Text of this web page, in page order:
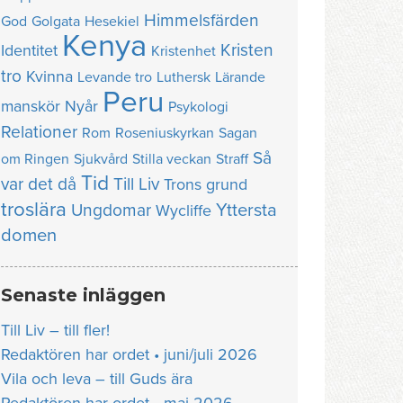
God Golgata Hesekiel Himmelsfärden
Identitet Kenya Kristenhet Kristen
tro Kvinna Levande tro Luthersk Lärande
manskör Nyår Peru Psykologi
Relationer Rom Roseniuskyrkan Sagan
om Ringen Sjukvård Stilla veckan Straff Så
var det då Tid Till Liv Trons grund
troslära Ungdomar Wycliffe Yttersta
domen
Senaste inläggen
Till Liv – till fler!
Redaktören har ordet • juni/juli 2026
Vila och leva – till Guds ära